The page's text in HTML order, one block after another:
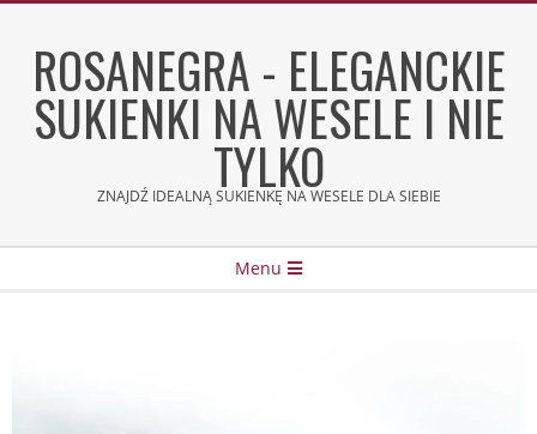
contentROSANEGRA - ELEGANCKIE
SUKIENKI NA WESELE I NIE
TYLKO
ZNAJDŹ IDEALNĄ SUKIENKĘ NA WESELE DLA SIEBIE
Menu